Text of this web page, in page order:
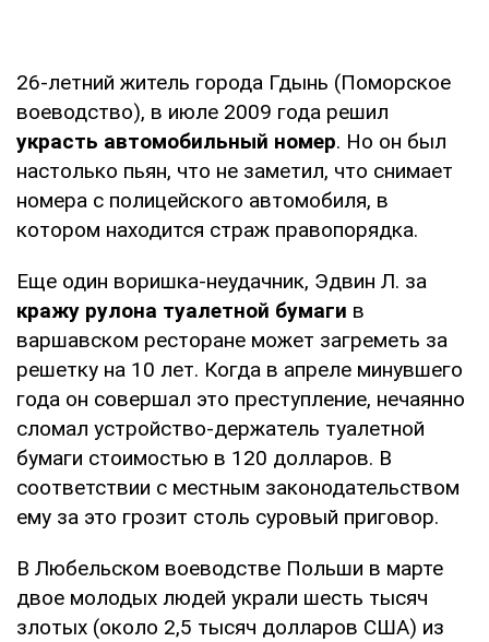
26-летний житель города Гдынь (Поморское
воеводство), в июле 2009 года решил
украсть автомобильный номер. Но он был
настолько пьян, что не заметил, что снимает
номера с полицейского автомобиля, в
котором находится страж правопорядка.
Еще один воришка-неудачник, Эдвин Л. за
кражу рулона туалетной бумаги в
варшавском ресторане может загреметь за
решетку на 10 лет. Когда в апреле минувшего
года он совершал это преступление, нечаянно
сломал устройство-держатель туалетной
бумаги стоимостью в 120 долларов. В
соответствии с местным законодательством
ему за это грозит столь суровый приговор.
В Любельском воеводстве Польши в марте
двое молодых людей украли шесть тысяч
злотых (около 2,5 тысяч долларов США) из